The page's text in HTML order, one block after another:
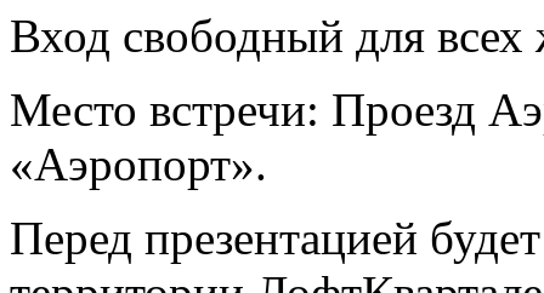
Вход свободный для
Место встречи: Проезд
«Аэропорт».
Перед презентацией